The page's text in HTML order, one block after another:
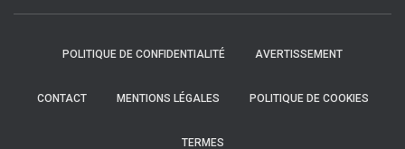
POLITIQUE DE CONFIDENTIALITÉ AVERTISSEMENT
CONTACT MENTIONS LÉGALES POLITIQUE DE COOKIES
TERMES